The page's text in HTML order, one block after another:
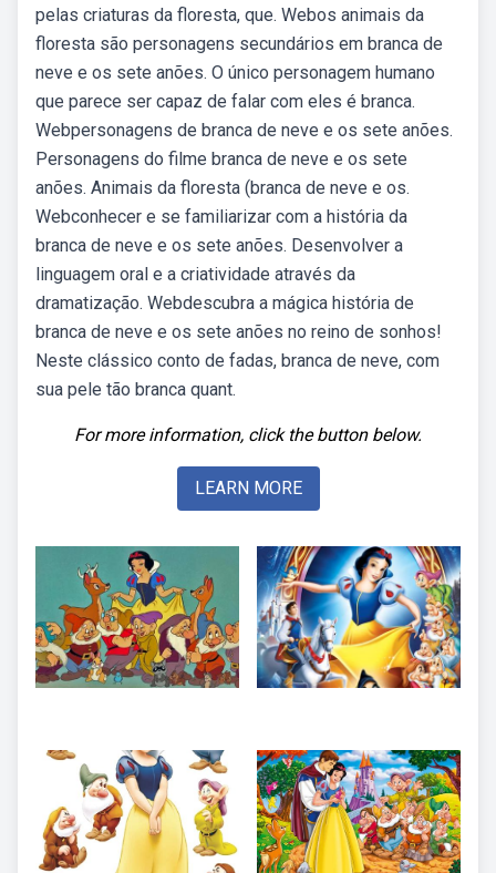
pelas criaturas da floresta, que. Webos animais da
floresta são personagens secundários em branca de
neve e os sete anões. O único personagem humano
que parece ser capaz de falar com eles é branca.
Webpersonagens de branca de neve e os sete anões.
Personagens do filme branca de neve e os sete
anões. Animais da floresta (branca de neve e os.
Webconhecer e se familiarizar com a história da
branca de neve e os sete anões. Desenvolver a
linguagem oral e a criatividade através da
dramatização. Webdescubra a mágica história de
branca de neve e os sete anões no reino de sonhos!
Neste clássico conto de fadas, branca de neve, com
sua pele tão branca quant.
For more information, click the button below.
LEARN MORE